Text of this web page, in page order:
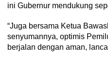
ini Gubernur mendukung
“Juga bersama Ketua
senyumannya, optimis
berjalan dengan aman,